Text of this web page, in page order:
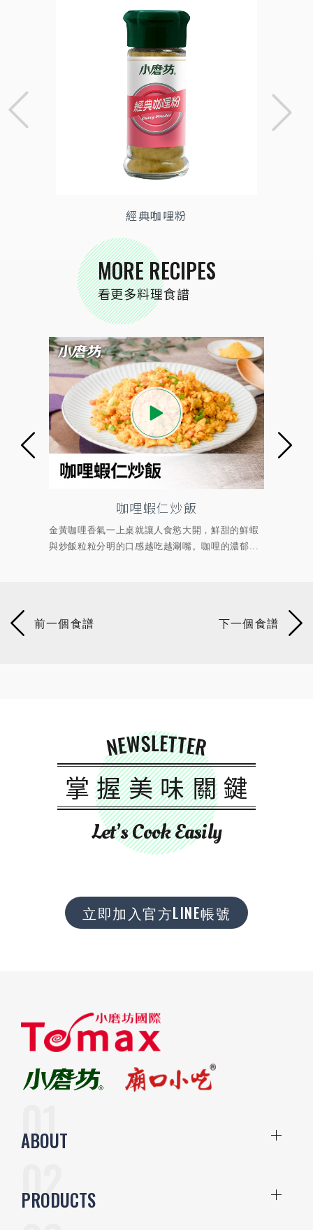
經典咖哩粉
MORE RECIPES
看更多料理食譜
咖哩蝦仁炒飯
金黃咖哩香氣一上桌就讓人食慾大開，鮮甜的鮮蝦
與炒飯粒粒分明的口感越吃越涮嘴。咖哩的濃郁...
NEWSLETTER
掌握美味關鍵
Let’s Cook Easily
立即加入官方LINE帳號
ABOUT
PRODUCTS